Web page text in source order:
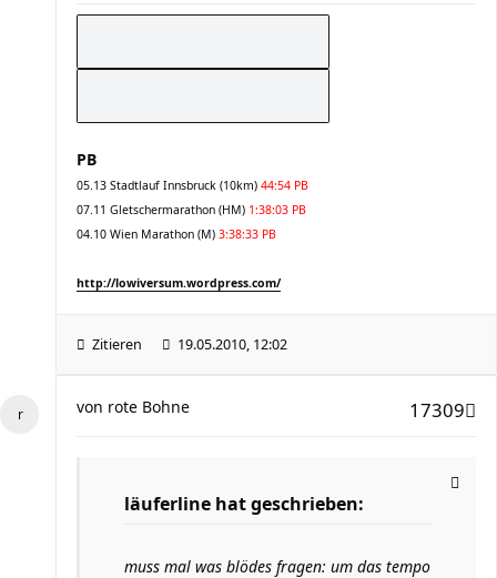
PB
05.13 Stadtlauf Innsbruck (10km) 44:54 PB
07.11 Gletschermarathon (HM) 1:38:03 PB
04.10 Wien Marathon (M) 3:38:33 PB
http://lowiversum.wordpress.com/
Zitieren 19.05.2010, 12:02
17309
von rote Bohne
läuferline hat geschrieben:
muss mal was blödes fragen: um das tempo